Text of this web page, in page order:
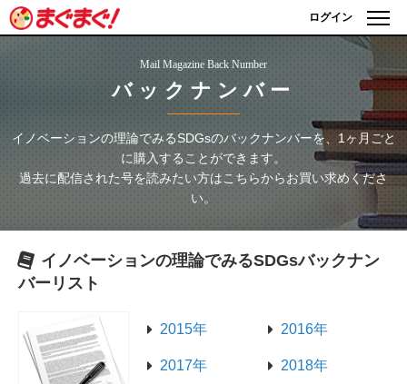
ログイン
Mail Magazine Back Number
バックナンバー
イノベーションの理論でみるSDGsのバックナンバーを、1ヶ月ごと
に購入することができます。
過去に配信された号を読みたい方はこちらからお買い求めくださ
い。
イノベーションの理論でみるSDGsバックナン
バーリスト
2015年 2016年
2017年 2018年